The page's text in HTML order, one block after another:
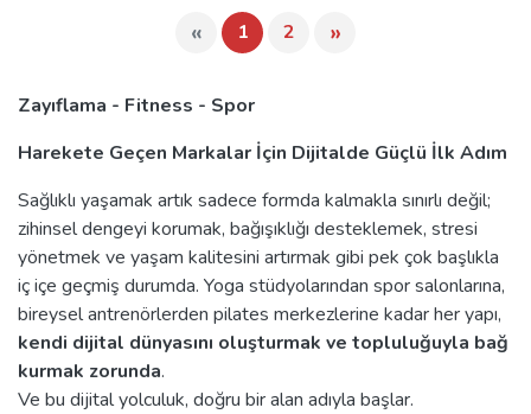
« 1 2 »
Zayıflama - Fitness - Spor
Harekete Geçen Markalar İçin Dijitalde Güçlü İlk Adım
Sağlıklı yaşamak artık sadece formda kalmakla sınırlı değil;
zihinsel dengeyi korumak, bağışıklığı desteklemek, stresi
yönetmek ve yaşam kalitesini artırmak gibi pek çok başlıkla
iç içe geçmiş durumda. Yoga stüdyolarından spor salonlarına,
bireysel antrenörlerden pilates merkezlerine kadar her yapı,
kendi dijital dünyasını oluşturmak ve topluluğuyla bağ
kurmak zorunda.
Ve bu dijital yolculuk, doğru bir alan adıyla başlar.